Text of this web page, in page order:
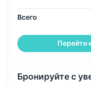
Всего
Перейти
Бронируйте с